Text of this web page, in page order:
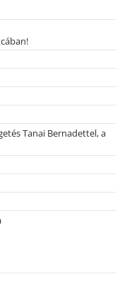
Tanai Bernadettel, a